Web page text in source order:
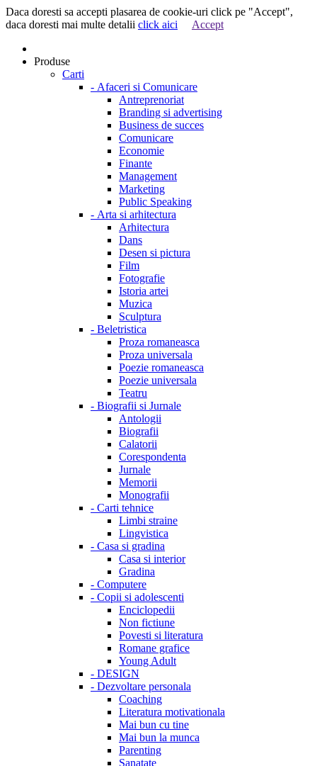
Daca doresti sa accepti plasarea de cookie-uri click pe "Accept",
daca doresti mai multe detalii click aici Accept
Produse
Carti
- Afaceri si Comunicare
Antreprenoriat
Branding si advertising
Business de succes
Comunicare
Economie
Finante
Management
Marketing
Public Speaking
- Arta si arhitectura
Arhitectura
Dans
Desen si pictura
Film
Fotografie
Istoria artei
Muzica
Sculptura
- Beletristica
Proza romaneasca
Proza universala
Poezie romaneasca
Poezie universala
Teatru
- Biografii si Jurnale
Antologii
Biografii
Calatorii
Corespondenta
Jurnale
Memorii
Monografii
- Carti tehnice
Limbi straine
Lingvistica
- Casa si gradina
Casa si interior
Gradina
- Computere
- Copii si adolescenti
Enciclopedii
Non fictiune
Povesti si literatura
Romane grafice
Young Adult
- DESIGN
- Dezvoltare personala
Coaching
Literatura motivationala
Mai bun cu tine
Mai bun la munca
Parenting
Sanatate